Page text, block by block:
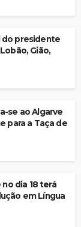
do presidente
Gião,
se ao Algarve
para a Taça de
dia 18 terá
em Língua